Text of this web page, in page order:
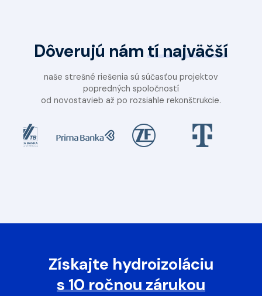
Dôverujú námtí najväčší
naše strešné riešenia sú súčasťou projektov
popredných spoločností
od novostavieb až po rozsiahle rekonštrukcie.
Získajte hydroizoláciu
s 10 ročnou zárukou